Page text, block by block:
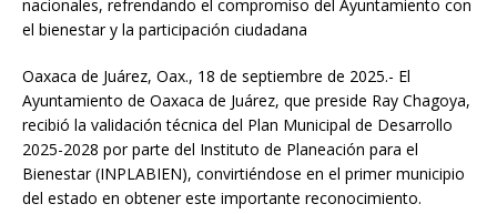
nacionales, refrendando el compromiso del Ayuntamiento con
el bienestar y la participación ciudadana
Oaxaca de Juárez, Oax., 18 de septiembre de 2025.- El
Ayuntamiento de Oaxaca de Juárez, que preside Ray Chagoya,
recibió la validación técnica del Plan Municipal de Desarrollo
2025-2028 por parte del Instituto de Planeación para el
Bienestar (INPLABIEN), convirtiéndose en el primer municipio
del estado en obtener este importante reconocimiento.